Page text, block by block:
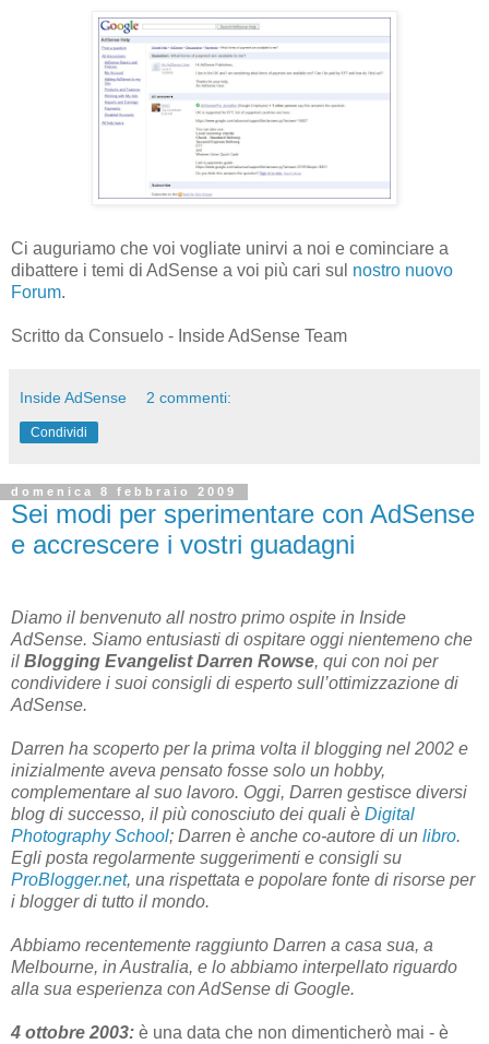
Ci auguriamo che voi vogliate unirvi a noi e cominciare a
dibattere i temi di AdSense a voi più cari sul nostro nuovo
Forum.
Scritto da Consuelo - Inside AdSense Team
Inside AdSense 2 commenti:
Condividi
domenica 8 febbraio 2009
Sei modi per sperimentare con AdSense
e accrescere i vostri guadagni
Diamo il benvenuto all nostro primo ospite in Inside
AdSense. Siamo entusiasti di ospitare oggi nientemeno che
il Blogging Evangelist Darren Rowse, qui con noi per
condividere i suoi consigli di esperto sull’ottimizzazione di
AdSense.
Darren ha scoperto per la prima volta il blogging nel 2002 e
inizialmente aveva pensato fosse solo un hobby,
complementare al suo lavoro. Oggi, Darren gestisce diversi
blog di successo, il più conosciuto dei quali è Digital
Photography School; Darren è anche co-autore di un libro.
Egli posta regolarmente suggerimenti e consigli su
ProBlogger.net, una rispettata e popolare fonte di risorse per
i blogger di tutto il mondo.
Abbiamo recentemente raggiunto Darren a casa sua, a
Melbourne, in Australia, e lo abbiamo interpellato riguardo
alla sua esperienza con AdSense di Google.
4 ottobre 2003: è una data che non dimenticherò mai - è